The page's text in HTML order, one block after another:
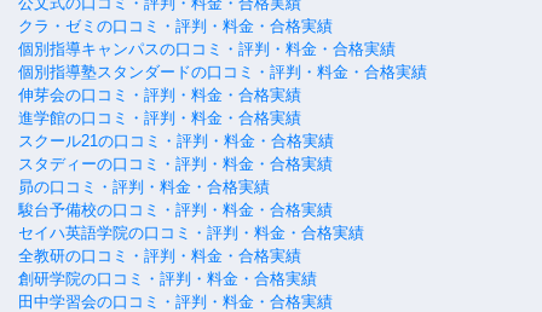
クラ・ゼミの口コミ・評判・料金・合格実績
個別指導キャンパスの口コミ・評判・料金・合格実績
個別指導塾スタンダードの口コミ・評判・料金・合格実績
伸芽会の口コミ・評判・料金・合格実績
進学館の口コミ・評判・料金・合格実績
スクール21の口コミ・評判・料金・合格実績
スタディーの口コミ・評判・料金・合格実績
昴の口コミ・評判・料金・合格実績
駿台予備校の口コミ・評判・料金・合格実績
セイハ英語学院の口コミ・評判・料金・合格実績
全教研の口コミ・評判・料金・合格実績
創研学院の口コミ・評判・料金・合格実績
田中学習会の口コミ・評判・料金・合格実績